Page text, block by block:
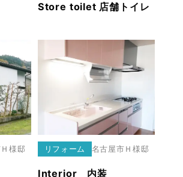
Store toilet 店舗トイレ
Ｈ様邸 リフォーム 名古屋市Ｈ様邸
Interior 内装